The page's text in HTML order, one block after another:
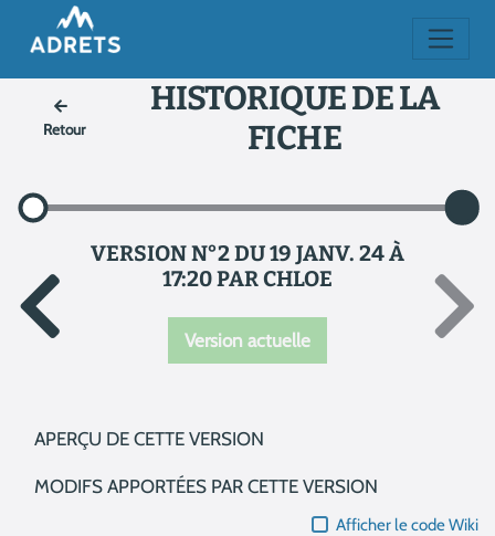
Retour
HISTORIQUE DE LA
FICHE
VERSION N°2 DU 19 JANV. 24 À
17:20 PAR CHLOE
Version actuelle
APERÇU DE CETTE VERSION
MODIFS APPORTÉES PAR CETTE VERSION
Afficher le code Wiki